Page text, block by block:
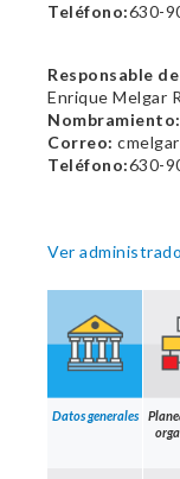
Teléfono:630-
Responsable
Enrique Melgar
Nombramiento:
Correo:
Teléfono:630-
Ver
Datos generales